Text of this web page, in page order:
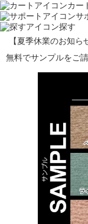
カー
サ
探す
【夏季休業のお知ら
無料でサンプルをご